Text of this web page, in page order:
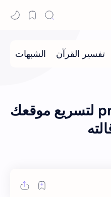
إضافة preconnect لتسريع موقعك